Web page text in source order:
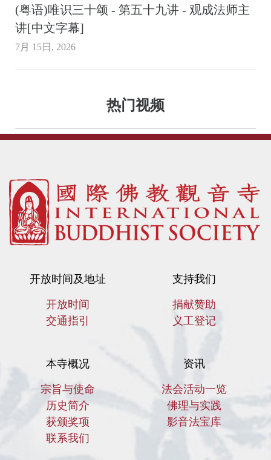
(粤语)唯识三十颂 - 第五十九讲 - 观成法师主
讲[中文字幕]
7月 15日, 2026
热门视频
开放时间及地址
开放时间
交通指引
支持我们
捐献赞助
义工登记
本寺概况
宗旨与使命
历史简介
获颁奖项
联系我们
资讯
法会活动一览
佛理与实践
影音法宝库